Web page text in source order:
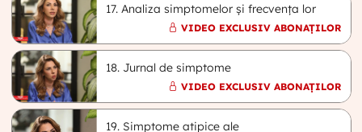
17. Analiza simptomelor și frecvența lor
VIDEO EXCLUSIV ABONAȚILOR
18. Jurnal de simptome
VIDEO EXCLUSIV ABONAȚILOR
19. Simptome atipice ale